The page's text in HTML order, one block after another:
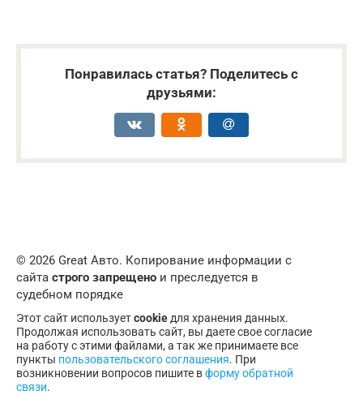
Понравилась статья? Поделитесь с
друзьями:
© 2026 Great Авто. Копирование информации с
сайта строго запрещено и преследуется в
судебном порядке
Этот сайт используетcookie для хранения данных.
Продолжая использовать сайт, вы даете свое согласие
на работу с этими файлами, а так же принимаете все
пункты пользовательского соглашения. При
возникновении вопросов пишите вформу обратной
связи.